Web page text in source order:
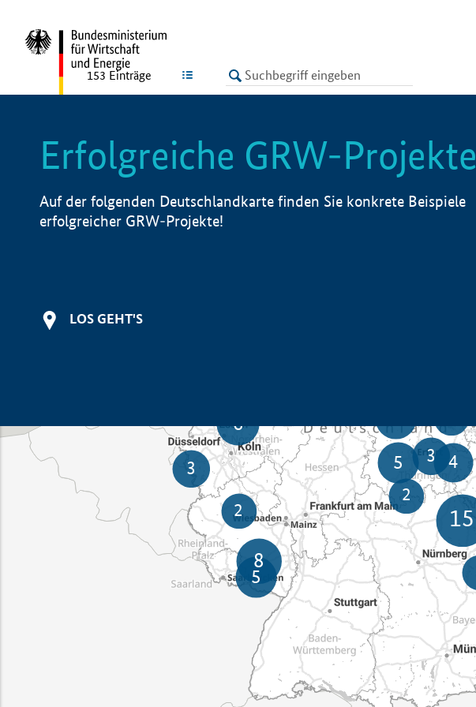
LISTE
153 Einträge
Erfolgreiche GRW-Projekte
Auf der folgenden Deutschlandkarte finden Sie konkrete Beispiele
erfolgreicher GRW-Projekte!
LOS GEHT'S